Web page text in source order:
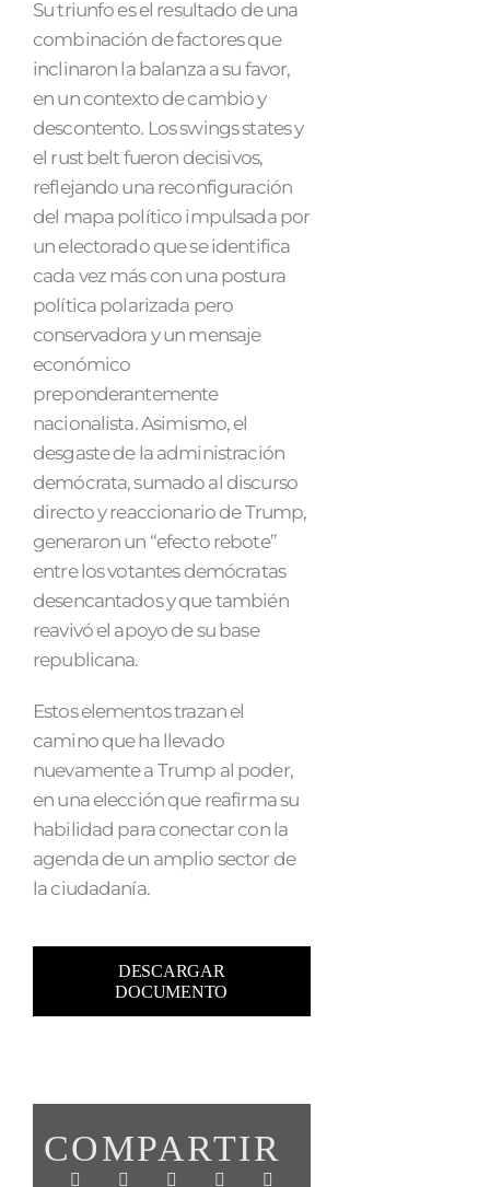
Su triunfo es el resultado de una
combinación de factores que
inclinaron la balanza a su favor,
en un contexto de cambio y
descontento. Los swings states y
el rust belt fueron decisivos,
reflejando una reconfiguración
del mapa político impulsada por
un electorado que se identifica
cada vez más con una postura
política polarizada pero
conservadora y un mensaje
económico
preponderantemente
nacionalista. Asimismo, el
desgaste de la administración
demócrata, sumado al discurso
directo y reaccionario de Trump,
generaron un “efecto rebote”
entre los votantes demócratas
desencantados y que también
reavivó el apoyo de su base
republicana.
Estos elementos trazan el
camino que ha llevado
nuevamente a Trump al poder,
en una elección que reafirma su
habilidad para conectar con la
agenda de un amplio sector de
la ciudadanía.
DESCARGAR
DOCUMENTO
COMPARTIR